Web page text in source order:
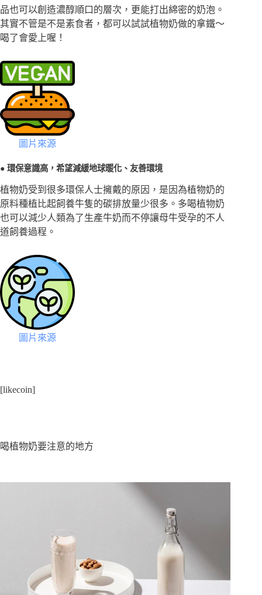
品也可以創造濃醇順口的層次，更能打出綿密的奶泡。
其實不管是不是素食者，都可以試試植物奶做的拿鐵～
喝了會愛上喔！
圖片來源
● 環保意識高，希望減緩地球暖化、友善環境
植物奶受到很多環保人士擁戴的原因，是因為植物奶的
原料種植比起飼養牛隻的碳排放量少很多。多喝植物奶
也可以減少人類為了生產牛奶而不停讓母牛受孕的不人
道飼養過程。
圖片來源
[likecoin]
喝植物奶要注意的地方